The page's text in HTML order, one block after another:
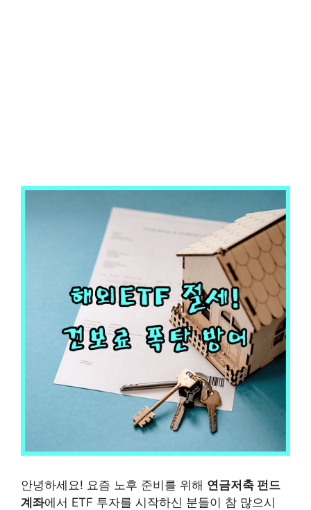
안녕하세요! 요즘 노후 준비를 위해 연금저축 펀드
계좌에서 ETF 투자를 시작하신 분들이 참 많으시